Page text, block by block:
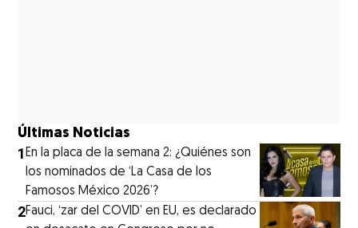
Últimas Noticias
1En la placa de la semana 2: ¿Quiénes son
los nominados de ‘La Casa de los
Famosos México 2026’?
2Fauci, ‘zar del COVID’ en EU, es declarado